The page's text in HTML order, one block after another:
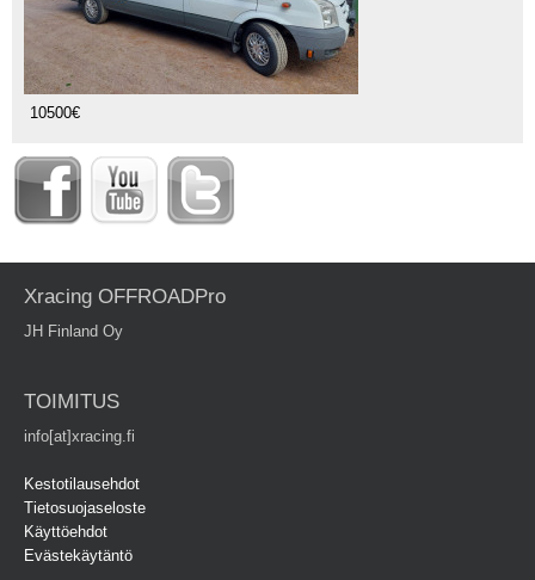
10500€
Xracing OFFROADPro
JH Finland Oy
TOIMITUS
info[at]xracing.fi
Kestotilausehdot
Tietosuojaseloste
Käyttöehdot
Evästekäytäntö